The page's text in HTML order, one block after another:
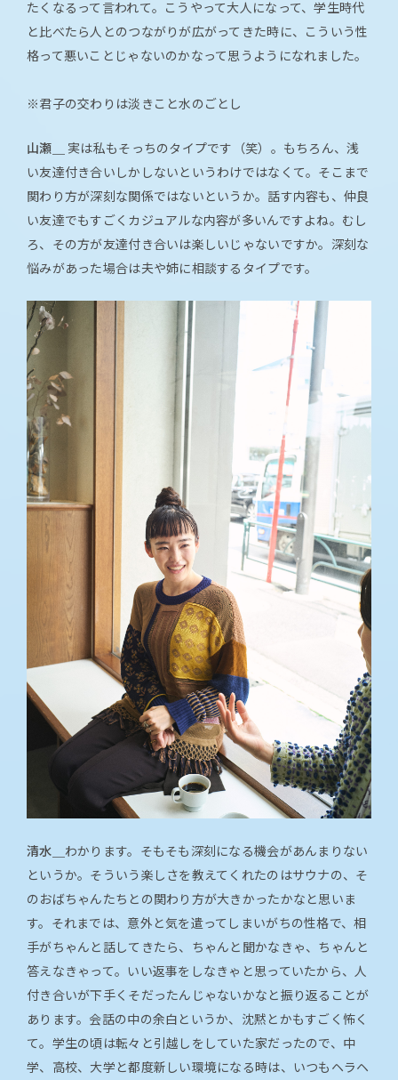
たくなるって言われて。こうやって大人になって、学生時代
と比べたら人とのつながりが広がってきた時に、こういう性
格って悪いことじゃないのかなって思うようになれました。
※君子の交わりは淡きこと水のごとし
山瀬＿
実は私もそっちのタイプです（笑）。もちろん、浅
い友達付き合いしかしないというわけではなくて。そこまで
関わり方が深刻な関係ではないというか。話す内容も、仲良
い友達でもすごくカジュアルな内容が多いんですよね。むし
ろ、その方が友達付き合いは楽しいじゃないですか。深刻な
悩みがあった場合は夫や姉に相談するタイプです。
清水＿ わかります。そもそも深刻になる機会があんまりない
というか。そういう楽しさを教えてくれたのはサウナの、そ
のおばちゃんたちとの関わり方が大きかったかなと思いま
す。それまでは、意外と気を遣ってしまいがちの性格で、相
手がちゃんと話してきたら、ちゃんと聞かなきゃ、ちゃんと
答えなきゃって。いい返事をしなきゃと思っていたから、人
付き合いが下手くそだったんじゃないかなと振り返ることが
あります。会話の中の余白というか、沈黙とかもすごく怖く
て。学生の頃は転々と引越しをしていた家だったので、中
学、高校、大学と都度新しい環境になる時は、いつもヘラヘ